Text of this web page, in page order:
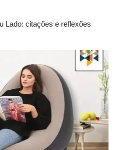
Lado: citações e reflexões